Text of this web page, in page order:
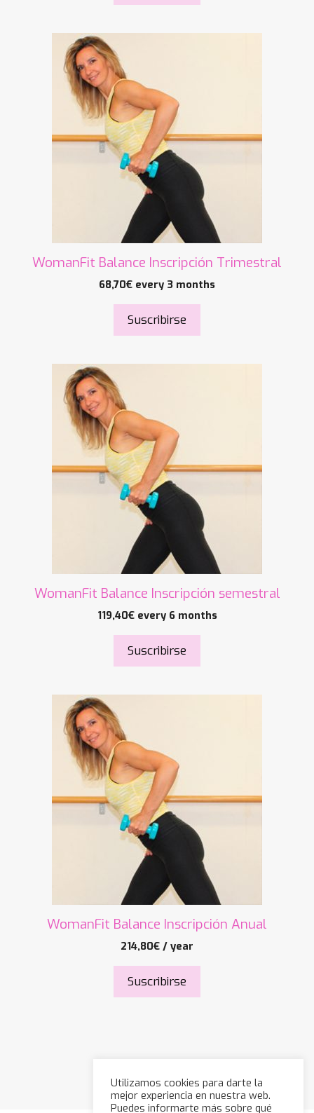
WomanFit Balance Inscripción Trimestral
68,70€ every 3 months
Suscribirse
WomanFit Balance Inscripción semestral
119,40€ every 6 months
Suscribirse
WomanFit Balance Inscripción Anual
214,80€ / year
Suscribirse
Utilizamos cookies para darte la
mejor experiencia en nuestra web.
Puedes informarte más sobre qué